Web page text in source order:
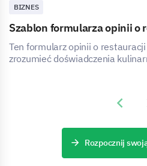
BIZNES
Szablon formularza opinii o
Ten formularz opinii o
zrozumieć doświadczenia
Rozpocznij